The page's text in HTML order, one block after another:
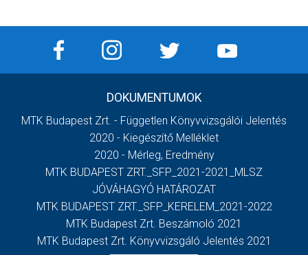
DOKUMENTUMOK
MTK Budapest Zrt. - Független Könyvvizsgálói Jelentés
2020 - Kiegészítő Melléklet
2020 - Mérleg, Eredmény
MTK BUDAPEST ZRT._SFP_2021-2021_MLSZ
JÓVÁHAGYÓ HATÁROZAT
MTK BUDAPEST ZRT._SFP_KERELEM_2021-2022
MTK Budapest Zrt. Beszámoló 2021
MTK Budapest Zrt. Könyvvizsgáló Jelentés 2021